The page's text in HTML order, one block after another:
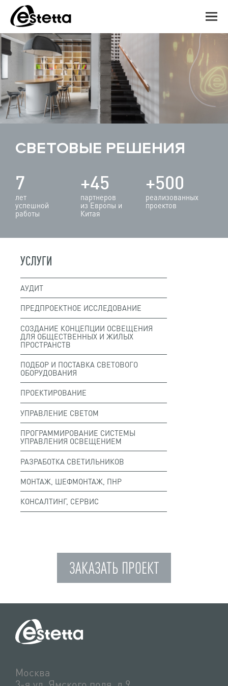
СВЕТОВЫЕ РЕШЕНИЯ
7
лет
успешной
работы
+45
партнеров
из Европы и
Китая
+500
реализованных
проектов
УСЛУГИ
АУДИТ
ПРЕДПРОЕКТНОЕ ИССЛЕДОВАНИЕ
СОЗДАНИЕ КОНЦЕПЦИИ ОСВЕЩЕНИЯ
ДЛЯ ОБЩЕСТВЕННЫХ И ЖИЛЫХ
ПРОСТРАНСТВ
ПОДБОР И ПОСТАВКА СВЕТОВОГО
ОБОРУДОВАНИЯ
ПРОЕКТИРОВАНИЕ
УПРАВЛЕНИЕ СВЕТОМ
ПРОГРАММИРОВАНИЕ СИСТЕМЫ
УПРАВЛЕНИЯ ОСВЕЩЕНИЕМ
РАЗРАБОТКА СВЕТИЛЬНИКОВ
МОНТАЖ, ШЕФМОНТАЖ, ПНР
КОНСАЛТИНГ, СЕРВИС
ЗАКАЗАТЬ ПРОЕКТ
Москва